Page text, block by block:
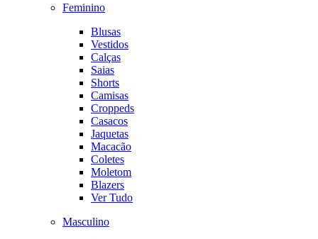
Feminino
Blusas
Vestidos
Calças
Saias
Shorts
Camisas
Croppeds
Casacos
Jaquetas
Macacão
Coletes
Moletom
Blazers
Ver Tudo
Masculino